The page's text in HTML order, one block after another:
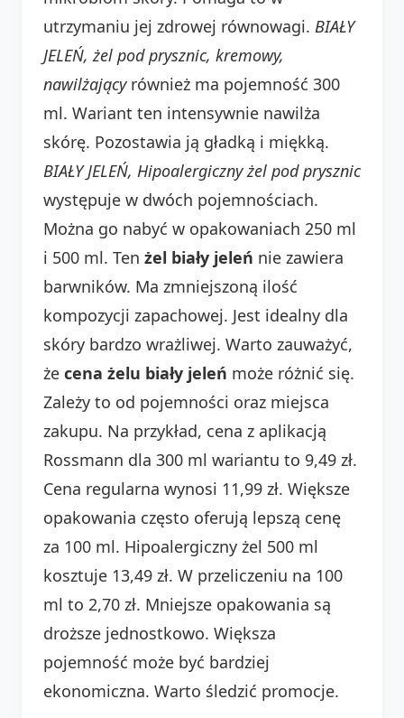
utrzymaniu jej zdrowej równowagi. BIAŁY
JELEŃ, żel pod prysznic, kremowy,
nawilżającyrównież ma pojemność 300
ml. Wariant ten intensywnie nawilża
skórę. Pozostawia ją gładką i miękką.
BIAŁY JELEŃ, Hipoalergiczny żel pod prysznic
występuje w dwóch pojemnościach.
Można go nabyć w opakowaniach 250 ml
i 500 ml. Ten żel biały jeleń nie zawiera
barwników. Ma zmniejszoną ilość
kompozycji zapachowej. Jest idealny dla
skóry bardzo wrażliwej. Warto zauważyć,
że cena żelu biały jeleń może różnić się.
Zależy to od pojemności oraz miejsca
zakupu. Na przykład, cena z aplikacją
Rossmann dla 300 ml wariantu to 9,49 zł.
Cena regularna wynosi 11,99 zł. Większe
opakowania często oferują lepszą cenę
za 100 ml. Hipoalergiczny żel 500 ml
kosztuje 13,49 zł. W przeliczeniu na 100
ml to 2,70 zł. Mniejsze opakowania są
droższe jednostkowo. Większa
pojemność może być bardziej
ekonomiczna. Warto śledzić promocje.